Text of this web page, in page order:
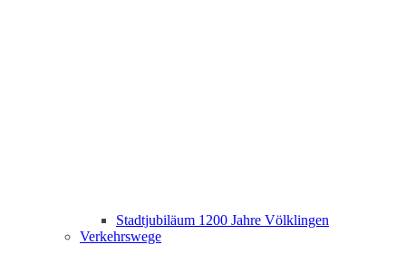
Stadtjubiläum 1200 Jahre Völklingen
Verkehrswege